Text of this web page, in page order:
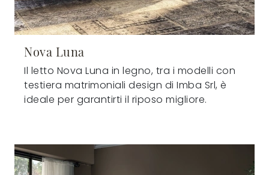
Nova Luna
Il letto Nova Luna in legno, tra i modelli con
testiera matrimoniali design di Imba Srl, è
ideale per garantirti il riposo migliore.